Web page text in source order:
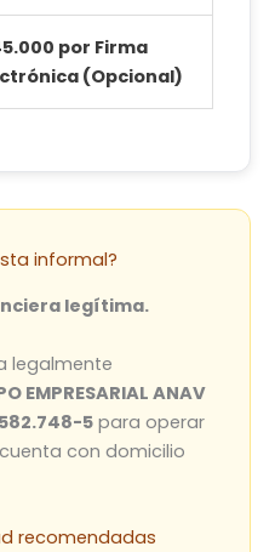
por Firma
(Opcional)
informal?
legítima.
legalmente
EMPRESARIAL ANAV
5para operar
con domicilio
recomendadas